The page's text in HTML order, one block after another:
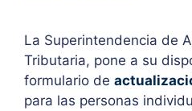
La Superintendencia de
Tributaria, pone a su
formulario de
para las personas